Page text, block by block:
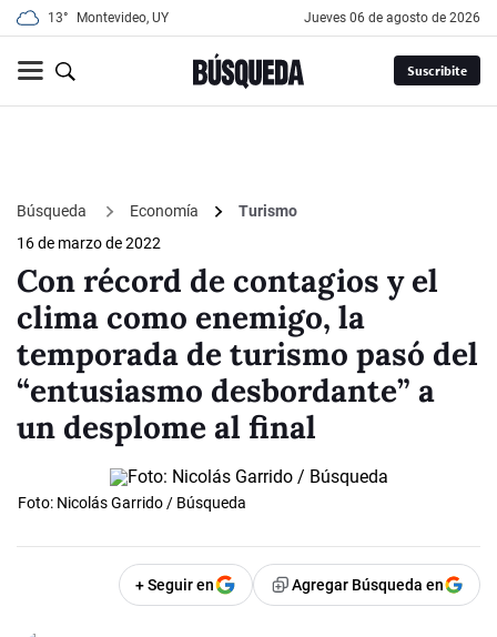
13° Montevideo, UY jueves 06 de agosto de 2026
Suscribite
Búsqueda Economía
Turismo
16 de marzo de 2022
Con récord de contagios y el
clima como enemigo, la
temporada de turismo pasó del
“entusiasmo desbordante” a
un desplome al final
Foto: Nicolás Garrido / Búsqueda
+ Seguir en Agregar Búsqueda en